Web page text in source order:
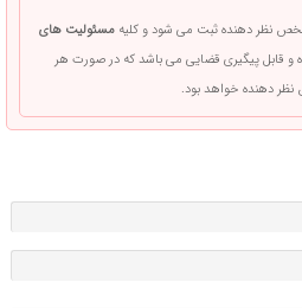
نظر دهنده ثبت می شود و کلیهمسئولیت های
قابل پیگیری قضایی می باشد که در صورت هر
دهنده خواهد بود.